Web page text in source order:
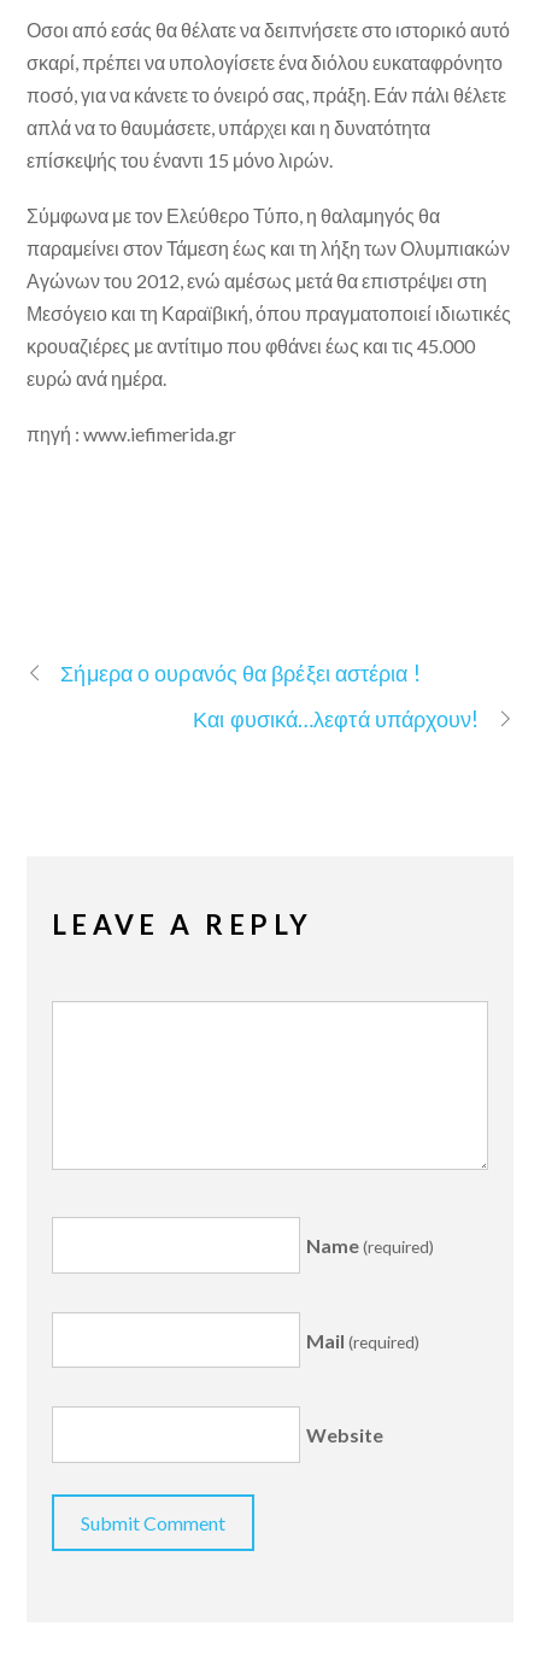
Οσοι από εσάς θα θέλατε να δειπνήσετε στο ιστορικό αυτό
σκαρί, πρέπει να υπολογίσετε ένα διόλου ευκαταφρόνητο
ποσό, για να κάνετε το όνειρό σας, πράξη. Εάν πάλι θέλετε
απλά να το θαυμάσετε, υπάρχει και η δυνατότητα
επίσκεψής του έναντι 15 μόνο λιρών.
Σύμφωνα με τον Ελεύθερο Τύπο, η θαλαμηγός θα
παραμείνει στον Τάμεση έως και τη λήξη των Ολυμπιακών
Αγώνων του 2012, ενώ αμέσως μετά θα επιστρέψει στη
Μεσόγειο και τη Καραϊβική, όπου πραγματοποιεί ιδιωτικές
κρουαζιέρες με αντίτιμο που φθάνει έως και τις 45.000
ευρώ ανά ημέρα.
πηγή : www.iefimerida.gr
Σήμερα ο ουρανός θα βρέξει αστέρια !
Και φυσικά…λεφτά υπάρχουν!
LEAVE A REPLY
Name(required)
Mail (required)
Website